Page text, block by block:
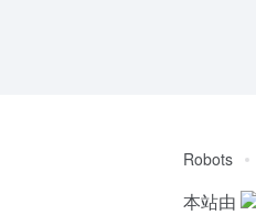
Robots
本站由